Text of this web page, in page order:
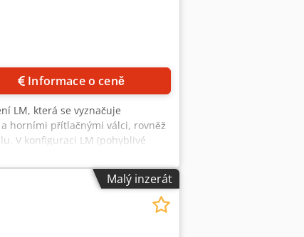
Informace o ceně
LM, která se vyznačuje
horními přítlačnými válci, rovněž
V konfiguraci LM (pohyblivé
polohovat tak, aby se
rysem tohoto modelu je
na šest. Je důležité
což umožňuje efektivní
flexibilitu v polohování
Malý inzerát